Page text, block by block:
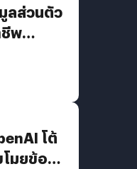
ลส่วนตัว
พ
กอร์
โต้
มยข้อมูล